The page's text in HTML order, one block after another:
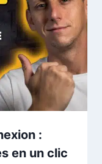
:
en un clic